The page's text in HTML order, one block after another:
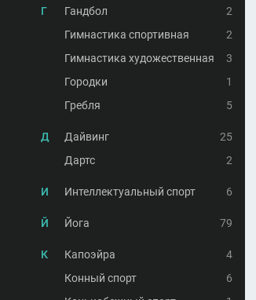
Г Гандбол
2
Гимнастика спортивная
2
Гимнастика художественная
3
Городки
1
Гребля
5
Д Дайвинг
25
Дартс
2
И Интеллектуальный спорт 6
Й Йога 79
К Капоэйра
4
Конный спорт
6